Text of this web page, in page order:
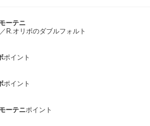
ーテニ
R.オリボのダブルフォルト
ポイント
ポイント
ーテニポイント